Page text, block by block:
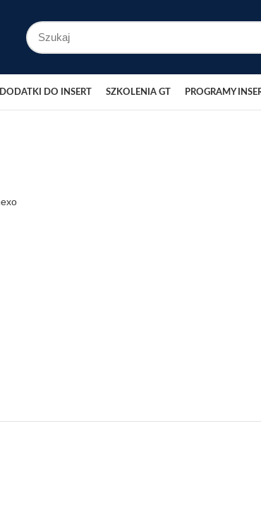
DODATKI DO INSERT SZKOLENIA GT PROGRAMY